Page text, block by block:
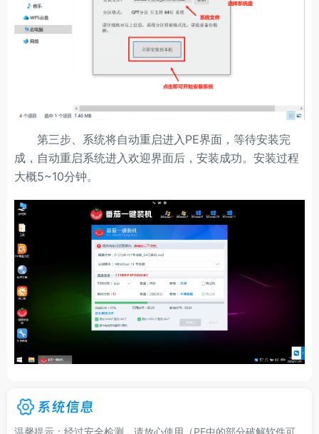
第三步、系统将自动重启进入PE界面，等待安装完
成，自动重启系统进入欢迎界面后，安装成功。安装过程
大概5~10分钟。
系统信息
温馨提示：经过安全检测，请放心使用（PE中的部分破解软件可